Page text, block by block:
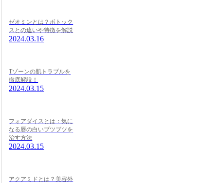
ゼオミンとは？ボトック
スとの違いや特徴を解説
2024.03.16
Tゾーンの肌トラブルを
徹底解説！
2024.03.15
フォアダイスとは：気に
なる唇の白いブツブツを
治す方法
2024.03.15
アクアミドとは？美容外